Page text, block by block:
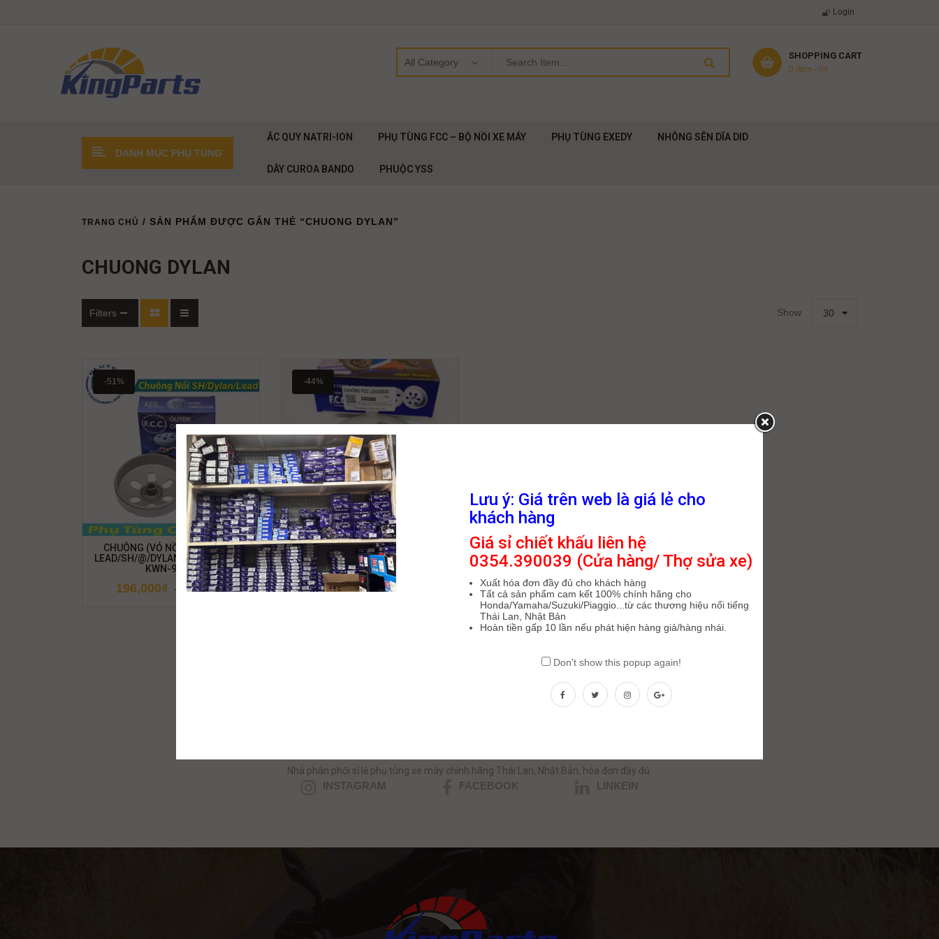
Login
SHOPPING CART
0 item - 0₫
DANH MỤC PHỤ TÙNG
ẮC QUY NATRI-ION PHỤ TÙNG FCC – BỘ NỒI XE MÁY PHỤ TÙNG EXEDY NHÔNG SÊN DĨA DID
DÂY CUROA BANDO PHUỘC YSS
TRANG CHỦ / SẢN PHẨM ĐƯỢC GẮN THẺ “CHUONG DYLAN”
CHUONG DYLAN
Filters Show 30
-51%
CHUÔNG (VỎ NỒI LY HỢP) FCC
LEAD/SH/@/DYLAN/CLICK (22100-
KWN-9001)
400,000₫
196,000₫
-44%
CHUÔNG FCC
AB125/150/SH/PCX/LEAD(2 LỖ) -2020
(400-E9E34-01) K1N
400,000
224,000₫
Nhà phân phối sỉ lẻ phụ tùng xe máy chính hãng Thái Lan, Nhật Bản, hóa đơn đầy đủ.
INSTAGRAM FACEBOOK LINKEIN
Lưu ý: Giá trên web là giá lẻ cho
khách hàng
Giá sỉ chiết khấu liên hệ
0354.390039 (Cửa hàng/ Thợ sửa xe)
Xuất hóa đơn đầy đủ cho khách hàng
Tất cả sản phẩm cam kết 100% chính hãng cho
Honda/Yamaha/Suzuki/Piaggio...từ các thương hiệu nổi tiếng
Thái Lan, Nhật Bản
Hoàn tiền gấp 10 lần nếu phát hiện hàng giả/hàng nhái.
Don't show this popup again!